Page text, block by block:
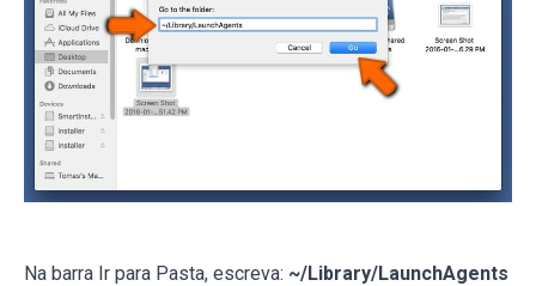
Na barra Ir para Pasta, escreva: ~/Library/LaunchAgents